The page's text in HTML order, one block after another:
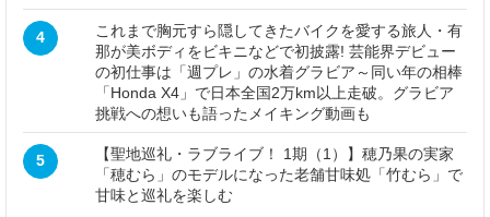
4
これまで胸元すら隠してきたバイクを愛する旅人・有
那が美ボディをビキニなどで初披露! 芸能界デビュー
の初仕事は「週プレ」の水着グラビア～同い年の相棒
「Honda X4」で日本全国2万km以上走破。グラビア
挑戦への想いも語ったメイキング動画も
5
【聖地巡礼・ラブライブ！ 1期（1）】穂乃果の実家
「穂むら」のモデルになった老舗甘味処「竹むら」で
甘味と巡礼を楽しむ